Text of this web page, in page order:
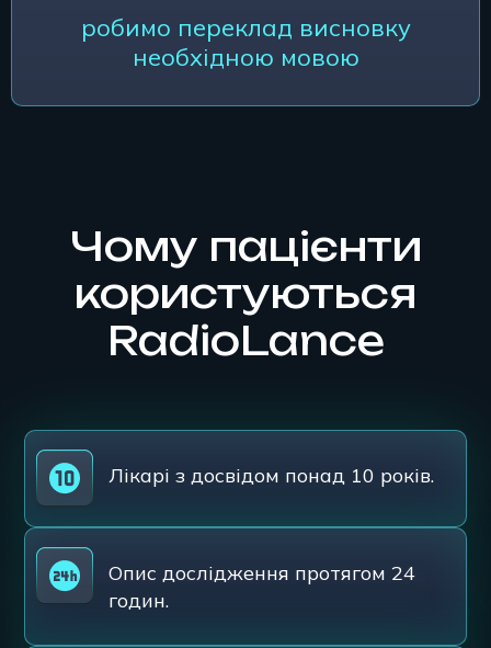
робимо переклад висновку
необхідною мовою
Чому пацієнти
користуються
RadioLance
Лікарі з досвідом понад 10 років.
Опис дослідження протягом 24
годин.